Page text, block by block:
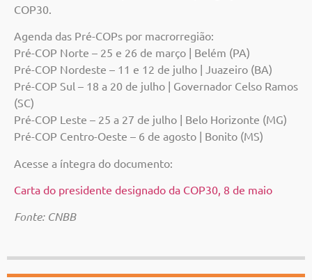
COP30.
Agenda das Pré-COPs por macrorregião:
Pré-COP Norte – 25 e 26 de março | Belém (PA)
Pré-COP Nordeste – 11 e 12 de julho | Juazeiro (BA)
Pré-COP Sul – 18 a 20 de julho | Governador Celso Ramos
(SC)
Pré-COP Leste – 25 a 27 de julho | Belo Horizonte (MG)
Pré-COP Centro-Oeste – 6 de agosto | Bonito (MS)
Acesse a íntegra do documento:
Carta do presidente designado da COP30, 8 de maio
Fonte: CNBB